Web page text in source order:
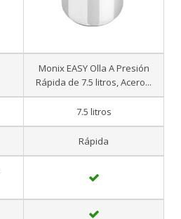
Monix EASY Olla A Presión
Rápida de 7.5 litros, Acero...
7.5 litros
Rápida